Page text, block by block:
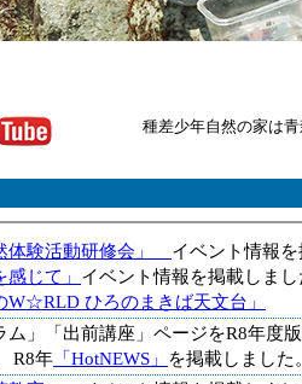
種差少年自然の家は